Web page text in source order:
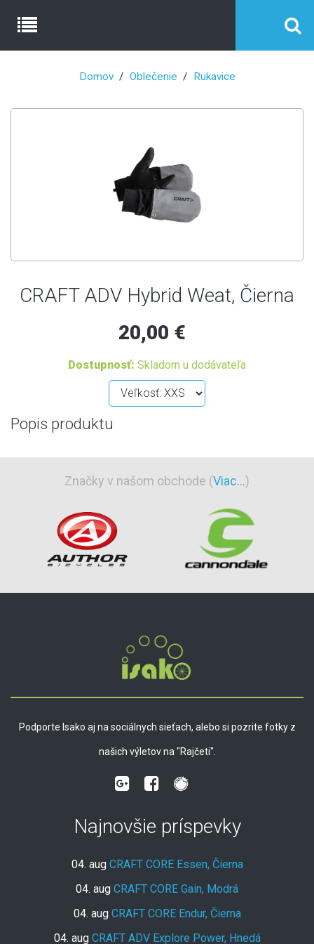
Domov Oblečenie Rukavice
CRAFT ADV Hybrid Weat, Čierna
20,00 €
Dostupnosť: Skladom u dodávateľa
Popis produktu
Značky v našom obchode (Viac...)
Podporte Isako aj na sociálnych sieťach, alebo si pozrite fotky z
našich výletov na "Rajčeti".
Najnovšie príspevky
04. aug CRAFT CORE Essen, Čierna
04. aug CRAFT CORE Gain, Modrá
04. aug CRAFT CORE Endur, Čierna
04. aug CRAFT ADV Explore Power, Hnedá